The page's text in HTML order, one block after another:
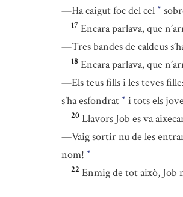
—Ha caigut foc del cel *
17 Encara parlava, que
—Tres bandes de caldeus
18 Encara parlava, que
—Els teus fills i les teves
s’ha esfondrat * i tots els
20 Llavors Job es va
—Vaig sortir nu de les
nom! *
22 Enmig de tot això, Job